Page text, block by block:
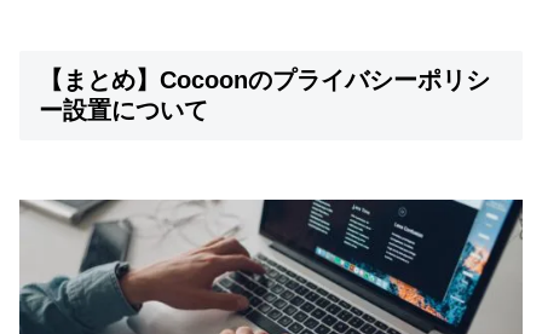
【まとめ】Cocoonのプライバシーポリシ
ー設置について